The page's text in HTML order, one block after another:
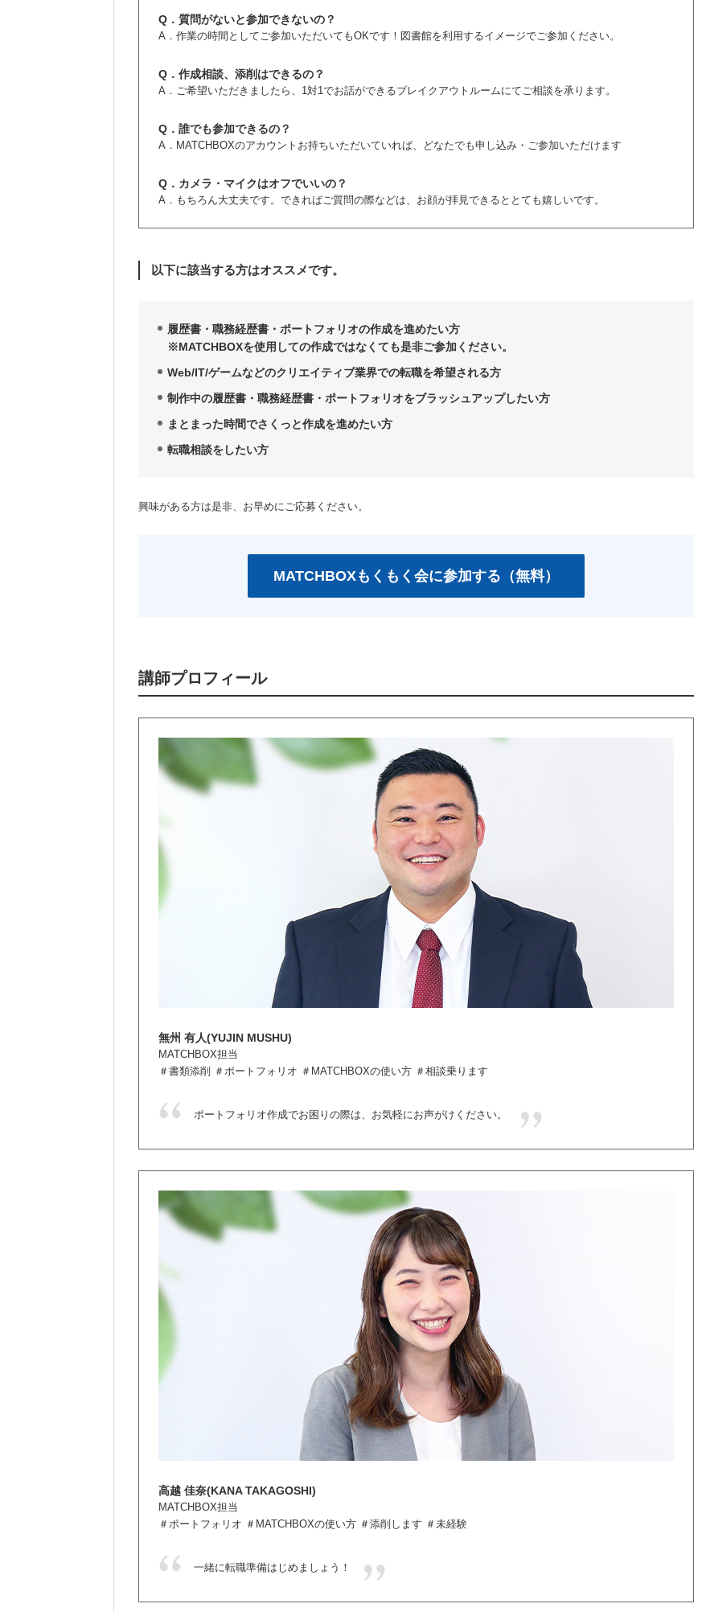
Q．質問がないと参加できないの？
A．作業の時間としてご参加いただいてもOKです！図書館を利用するイメージでご参加ください。
Q．作成相談、添削はできるの？
A．ご希望いただきましたら、1対1でお話ができるブレイクアウトルームにてご相談を承ります。
Q．誰でも参加できるの？
A．MATCHBOXのアカウントお持ちいただいていれば、どなたでも申し込み・ご参加いただけます
Q．カメラ・マイクはオフでいいの？
A．もちろん大丈夫です。できればご質問の際などは、お顔が拝見できるととても嬉しいです。
以下に該当する方はオススメです。
履歴書・職務経歴書・ポートフォリオの作成を進めたい方
※MATCHBOXを使用しての作成ではなくても是非ご参加ください。
Web/IT/ゲームなどのクリエイティブ業界での転職を希望される方
制作中の履歴書・職務経歴書・ポートフォリオをブラッシュアップしたい方
まとまった時間でさくっと作成を進めたい方
転職相談をしたい方
興味がある方は是非、お早めにご応募ください。
MATCHBOXもくもく会に参加する（無料）
講師プロフィール
無州 有人(YUJIN MUSHU)
MATCHBOX担当
＃書類添削 ＃ポートフォリオ ＃MATCHBOXの使い方 ＃相談乗ります
ポートフォリオ作成でお困りの際は、お気軽にお声がけください。
高越 佳奈(KANA TAKAGOSHI)
MATCHBOX担当
＃ポートフォリオ ＃MATCHBOXの使い方 ＃添削します ＃未経験
一緒に転職準備はじめましょう！